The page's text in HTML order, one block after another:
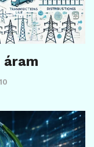
áram